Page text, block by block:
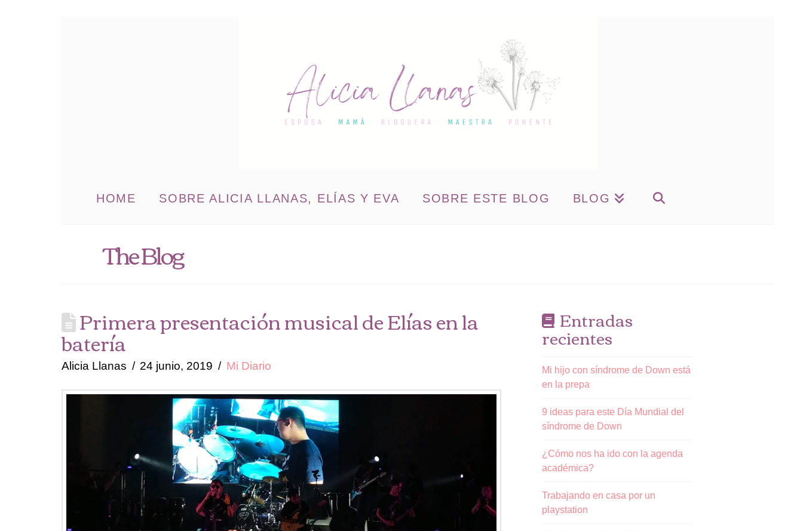
HOME SOBRE ALICIA LLANAS, ELÍAS Y EVA SOBRE ESTE BLOG BLOG
The Blog
Primera presentación musical de Elías en la
batería
Alicia Llanas 24 junio, 2019 Mi Diario
Entradas
recientes
Mi hijo con síndrome de Down está
en la prepa
9 ideas para este Día Mundial del
síndrome de Down
¿Cómo nos ha ido con la agenda
académica?
Trabajando en casa por un
playstation